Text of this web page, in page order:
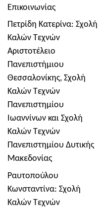
Επικοινωνίας
Πετρίδη Κατερίνα: Σχολή
Καλών Τεχνών
Αριστοτέλειο
Πανεπιστήμιου
Θεσσαλονίκης, Σχολή
Καλών Τεχνών
Πανεπιστημίου
Ιωαννίνων και Σχολή
Καλών Τεχνών
Πανεπιστημίου Δυτικής
Μακεδονίας
Ραυτοπούλου
Κωνσταντίνα: Σχολή
Καλών Τεχνών